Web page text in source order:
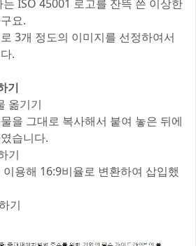
ISO 45001 로고를 잔뜩 쓴 이상한
요.
3개 정도의 이미지를 선정하여서
.
기
옮기기
을 그대로 복사해서 붙여 놓은 뒤에
습니다.
기
용해 16:9비율로 변환하여 삽입했
기